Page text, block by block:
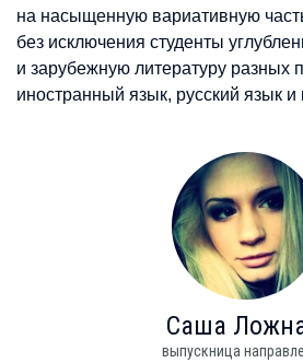
на насыщенную вариативную
без исключения студенты
и зарубежную литературу разных
иностранный язык, русский язык и
Саша
выпускница